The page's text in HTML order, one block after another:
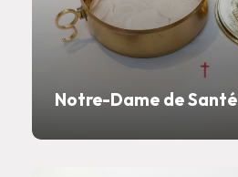
Notre-Dame de Santé